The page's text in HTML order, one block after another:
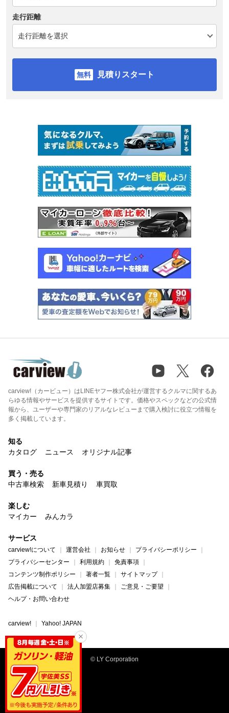
走行距離
見積りスタート
carview!（カービュー）はLINEヤフー株式会社が運営するクルマに関するあ
らゆる情報やサービスを提供するサイトです。価格やスペックなどの公式情
報から、ユーザーや専門家のリアルなレビューまで購入検討に役立つ情報を
多く掲載しています。
知る
カタログ
ニュース オリジナル記事
買う・売る
中古車検索
新車見積り 車買取
楽しむ
マイカー
みんカラ
サービス
carview!について 運営会社 お知らせ
プライバシーポリシー
プライバシーセンター
利用規約
免責事項
コンテンツ制作ポリシー
著者一覧
サイトマップ
広告掲載について
法人加盟店募集
ご意見・ご要望
ヘルプ・お問い合わせ
carview! Yahoo! JAPAN
© LY Corporation